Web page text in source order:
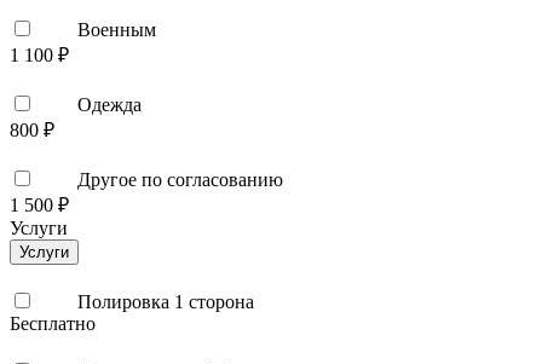
Военным
1 100 ₽
Одежда
800 ₽
Другое по согласованию
1 500 ₽
Услуги
Услуги
Полировка 1 сторона
Бесплатно